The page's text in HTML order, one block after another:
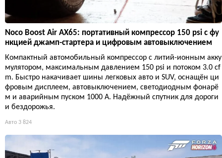
Noco Boost Air AX65: портативный компрессор 150 psi с фу
нкцией джамп-стартера и цифровым автовыключением
Компактный автомобильный компрессор с литий-ионным акку
мулятором, максимальным давлением 150 psi и потоком 3.0 cf
m. Быстро накачивает шины легковых авто и SUV, оснащён ци
фровым дисплеем, автовыключением, светодиодным фонарё
м и аварийным пуском 1000 А. Надёжный спутник для дороги
и бездорожья.
Авто 3 824